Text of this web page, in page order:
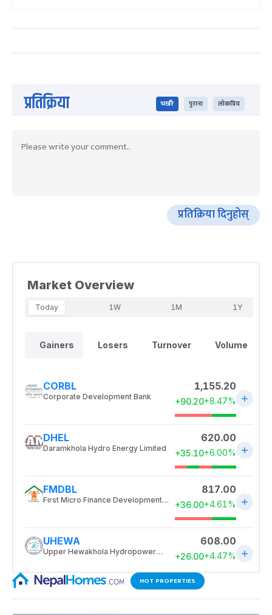
प्रतिक्रिया भर्खरै पुराना लोकप्रिय
प्रतिक्रिया दिनुहोस्
HOT PROPERTIES